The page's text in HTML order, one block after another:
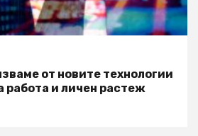
от новите технологии
работа и личен растеж